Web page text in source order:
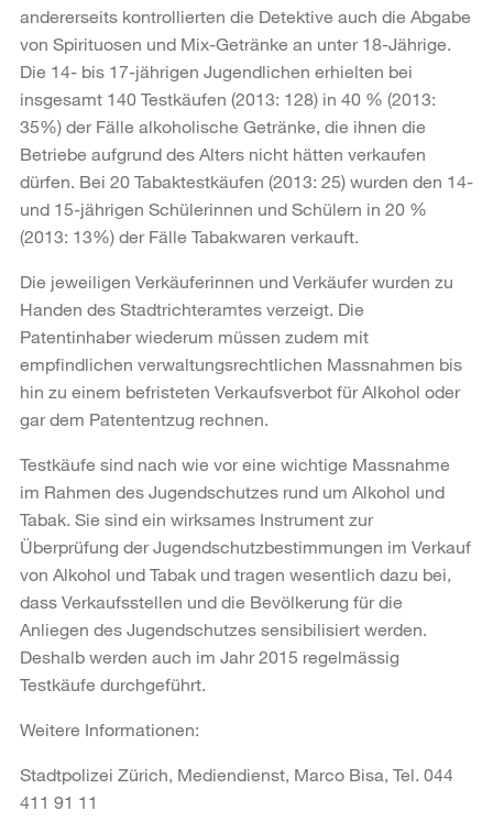
andererseits kontrollierten die Detektive auch die Abgabe
von Spirituosen und Mix-Getränke an unter 18-Jährige.
Die 14- bis 17-jährigen Jugendlichen erhielten bei
insgesamt 140 Testkäufen (2013: 128) in 40 % (2013:
35%) der Fälle alkoholische Getränke, die ihnen die
Betriebe aufgrund des Alters nicht hätten verkaufen
dürfen. Bei 20 Tabaktestkäufen (2013: 25) wurden den 14-
und 15-jährigen Schülerinnen und Schülern in 20 %
(2013: 13%) der Fälle Tabakwaren verkauft.
Die jeweiligen Verkäuferinnen und Verkäufer wurden zu
Handen des Stadtrichteramtes verzeigt. Die
Patentinhaber wiederum müssen zudem mit
empfindlichen verwaltungsrechtlichen Massnahmen bis
hin zu einem befristeten Verkaufsverbot für Alkohol oder
gar dem Patententzug rechnen.
Testkäufe sind nach wie vor eine wichtige Massnahme
im Rahmen des Jugendschutzes rund um Alkohol und
Tabak. Sie sind ein wirksames Instrument zur
Überprüfung der Jugendschutzbestimmungen im Verkauf
von Alkohol und Tabak und tragen wesentlich dazu bei,
dass Verkaufsstellen und die Bevölkerung für die
Anliegen des Jugendschutzes sensibilisiert werden.
Deshalb werden auch im Jahr 2015 regelmässig
Testkäufe durchgeführt.
Weitere Informationen:
Stadtpolizei Zürich, Mediendienst, Marco Bisa, Tel. 044
411 91 11